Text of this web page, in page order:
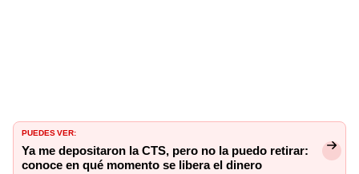
PUEDES VER:
Ya me depositaron la CTS, pero no la puedo retirar:
conoce en qué momento se libera el dinero